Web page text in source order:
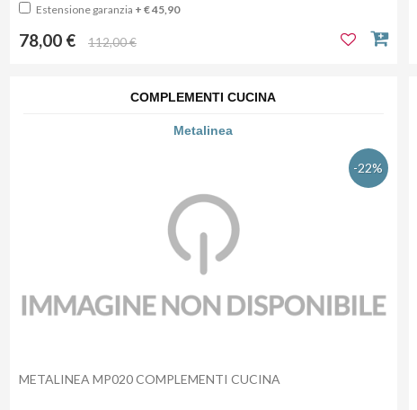
Estensione garanzia + € 45,90
78,00 € 112,00 €
COMPLEMENTI CUCINA
Metalinea
-22%
METALINEA MP020 COMPLEMENTI CUCINA